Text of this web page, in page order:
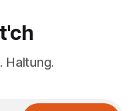
Haltung.